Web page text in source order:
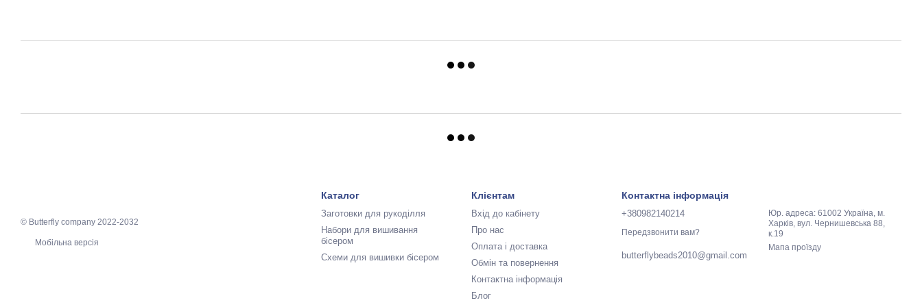
© Butterfly company 2022-2032
Мобільна версія
Каталог
Заготовки для рукоділля
Набори для вишивання
бісером
Схеми для вишивки бісером
Клієнтам
Вхід до кабінету
Про нас
Оплата і доставка
Обмін та повернення
Контактна інформація
Блог
Контактна інформація
+380982140214
Передзвонити вам?
butterflybeads2010@gmail.com
Юр. адреса: 61002 Україна, м.
Харків, вул. Чернишевська 88,
к.19
Мапа проїзду